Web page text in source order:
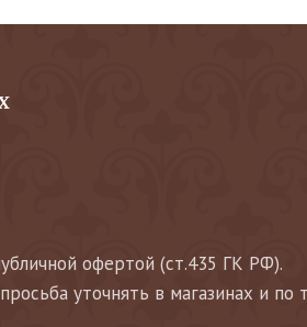
офертой (ст.435 ГК РФ).
уточнять в магазинах и по